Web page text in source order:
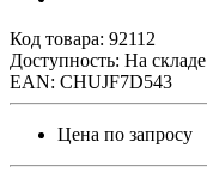
Код товара: 92112
Доступность: На складе
EAN: CHUJF7D543
Цена по запросу